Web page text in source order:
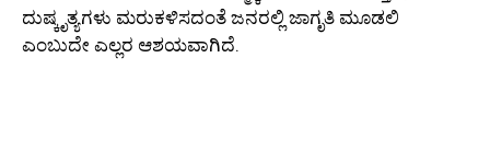
ದುಷ್ಕೃತ್ಯಗಳು ಮರುಕಳಿಸದಂತೆ ಜನರಲ್ಲಿ ಜಾಗೃತಿ ಮೂಡಲಿ
ಎಂಬುದೇ ಎಲ್ಲರ ಆಶಯವಾಗಿದೆ.